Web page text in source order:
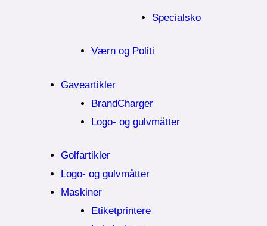
Specialsko
Værn og Politi
Gaveartikler
BrandCharger
Logo- og gulvmåtter
Golfartikler
Logo- og gulvmåtter
Maskiner
Etiketprintere